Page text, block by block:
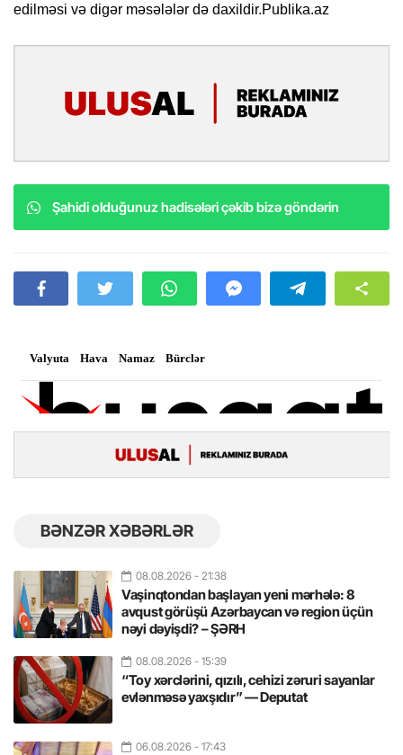
edilməsi və digər məsələlər də daxildir.Publika.az
Şahidi olduğunuz hadisələri çəkib bizə göndərin
BƏNZƏR XƏBƏRLƏR
08.08.2026 - 21:38
Vaşinqtondan başlayan yeni mərhələ: 8
avqust görüşü Azərbaycan və region üçün
nəyi dəyişdi? – ŞƏRH
08.08.2026 - 15:39
“Toy xərclərini, qızılı, cehizi zəruri sayanlar
evlənməsə yaxşıdır” — Deputat
06.08.2026 - 17:43